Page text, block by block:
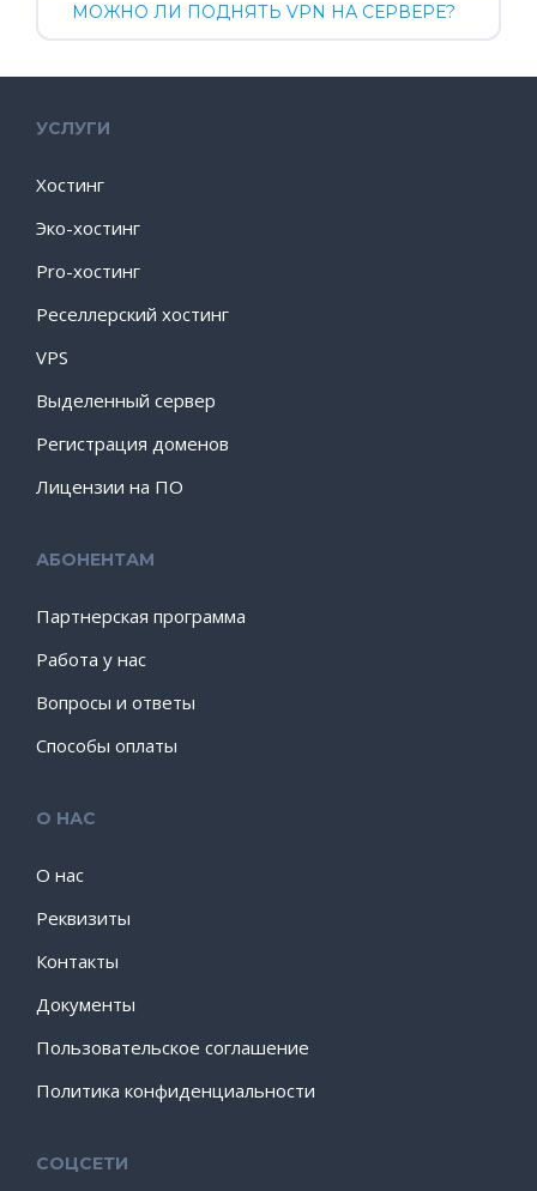
МОЖНО ЛИ ПОДНЯТЬ VPN НА СЕРВЕРЕ?
УСЛУГИ
Хостинг
Эко-хостинг
Pro-хостинг
Реселлерский хостинг
VPS
Выделенный сервер
Регистрация доменов
Лицензии на ПО
АБОНЕНТАМ
Партнерская программа
Работа у нас
Вопросы и ответы
Способы оплаты
О НАС
О нас
Реквизиты
Контакты
Документы
Пользовательское соглашение
Политика конфиденциальности
СОЦСЕТИ